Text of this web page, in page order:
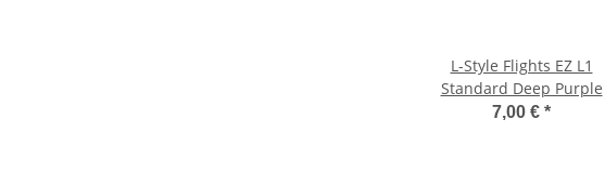
L-Style Flights EZ L1
Standard Deep Purple
7,00 € *